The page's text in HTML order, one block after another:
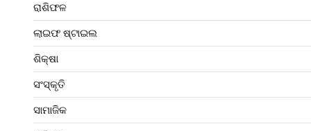
ରାଶିଫଳ
ଲାଇଫ ଷ୍ଟାଇଲ
ଶିକ୍ଷା
ସଂସ୍କୃତି
ସାମାଜିକ